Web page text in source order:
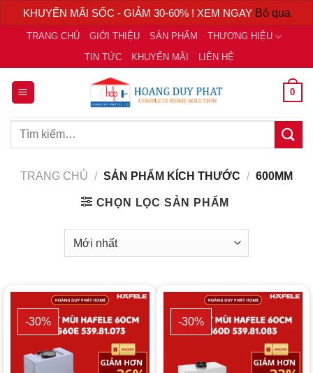
KHUYẾN MÃI SỐC - GIẢM 30-60% ! XEM NGAY Bỏ qua
Chuyển
nội
dung
TRANG CHỦ GIỚI THIỆU SẢN PHẨM
THƯƠNG HIỆU
TIN TỨC
KHUYẾN MÃI LIÊN HỆ
0
Tìm
TRANG CHỦ / SẢN PHẨM KÍCH THƯỚC / 600MM
CHỌN LỌC SẢN PHẨM
-30% -30%